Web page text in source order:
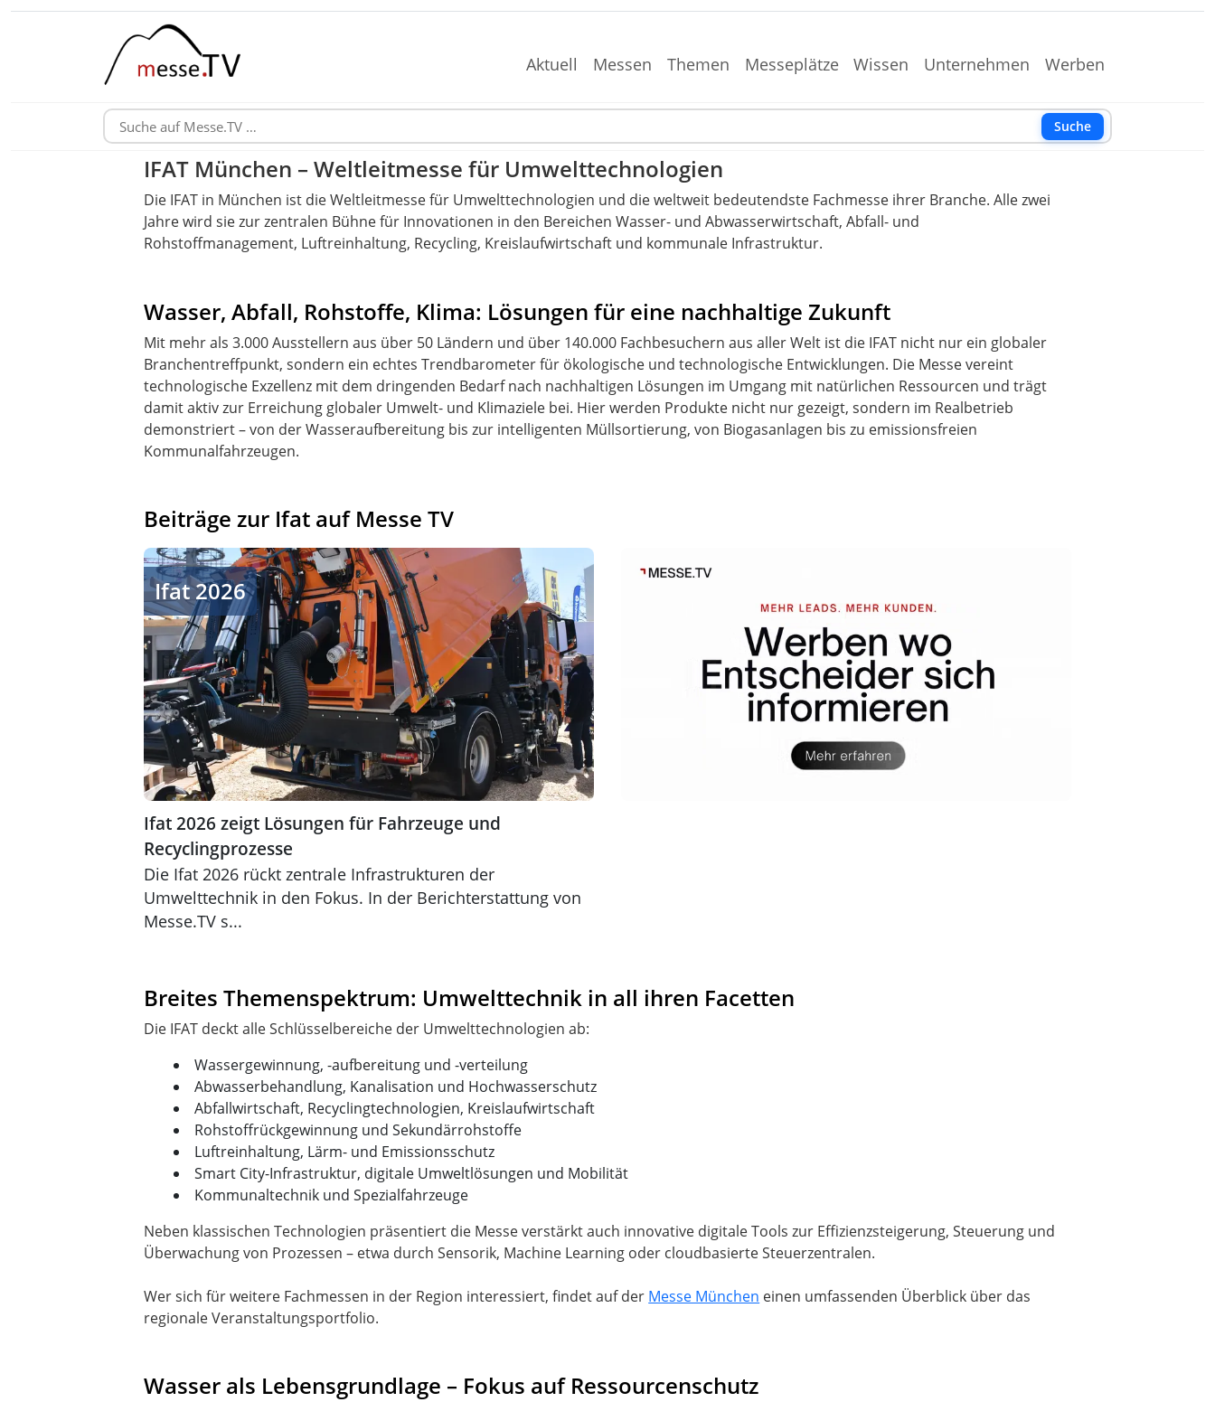
Aktuell Messen Themen Messeplätze Wissen Unternehmen Werben
Suche
IFAT München – Weltleitmesse für Umwelttechnologien
Die IFAT in München ist die Weltleitmesse für Umwelttechnologien und die weltweit bedeutendste Fachmesse ihrer Branche. Alle zwei
Jahre wird sie zur zentralen Bühne für Innovationen in den Bereichen Wasser- und Abwasserwirtschaft, Abfall- und
Rohstoffmanagement, Luftreinhaltung, Recycling, Kreislaufwirtschaft und kommunale Infrastruktur.
Wasser, Abfall, Rohstoffe, Klima: Lösungen für eine nachhaltige Zukunft
Mit mehr als 3.000 Ausstellern aus über 50 Ländern und über 140.000 Fachbesuchern aus aller Welt ist die IFAT nicht nur ein globaler
Branchentreffpunkt, sondern ein echtes Trendbarometer für ökologische und technologische Entwicklungen. Die Messe vereint
technologische Exzellenz mit dem dringenden Bedarf nach nachhaltigen Lösungen im Umgang mit natürlichen Ressourcen und trägt
damit aktiv zur Erreichung globaler Umwelt- und Klimaziele bei. Hier werden Produkte nicht nur gezeigt, sondern im Realbetrieb
demonstriert – von der Wasseraufbereitung bis zur intelligenten Müllsortierung, von Biogasanlagen bis zu emissionsfreien
Kommunalfahrzeugen.
Beiträge zur Ifat auf Messe TV
Ifat 2026 zeigt Lösungen für Fahrzeuge und Recyclingprozesse
Ifat 2026
Ifat 2026 zeigt Lösungen für Fahrzeuge und
Recyclingprozesse
Die Ifat 2026 rückt zentrale Infrastrukturen der
Umwelttechnik in den Fokus. In der Berichterstattung von
Messe.TV s...
Breites Themenspektrum: Umwelttechnik in all ihren Facetten
Wassergewinnung, -aufbereitung und -verteilung
Abwasserbehandlung, Kanalisation und Hochwasserschutz
Abfallwirtschaft, Recyclingtechnologien, Kreislaufwirtschaft
Rohstoffrückgewinnung und Sekundärrohstoffe
Luftreinhaltung, Lärm- und Emissionsschutz
Smart City-Infrastruktur, digitale Umweltlösungen und Mobilität
Kommunaltechnik und Spezialfahrzeuge
Neben klassischen Technologien präsentiert die Messe verstärkt auch innovative digitale Tools zur Effizienzsteigerung, Steuerung und
Überwachung von Prozessen – etwa durch Sensorik, Machine Learning oder cloudbasierte Steuerzentralen.
Wer sich für weitere Fachmessen in der Region interessiert, findet auf der Messe München einen umfassenden Überblick über das
regionale Veranstaltungsportfolio.
Wasser als Lebensgrundlage – Fokus auf Ressourcenschutz